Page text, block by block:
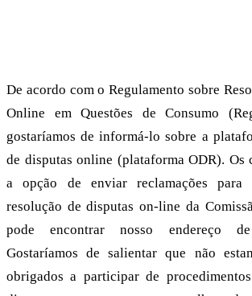
De acordo com o Regulamento sobre
Online em Questões de Consumo
gostaríamos de informá-lo sobre a
de disputas online (plataforma ODR). Os
a opção de enviar reclamações para
resolução de disputas on-line da
pode encontrar nosso endereço
Gostaríamos de salientar que não
obrigados a participar de